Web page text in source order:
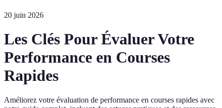
20 juin 2026
Les Clés Pour Évaluer Votre
Performance en Courses
Rapides
Améliorez votre évaluation de performance en courses rapides avec